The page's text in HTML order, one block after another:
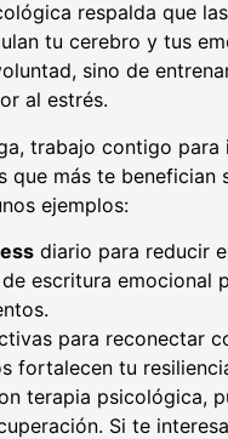
respalda que
tu cerebro y tus
sino de
al estrés.
trabajo contigo para
que más te benefician
ejemplos:
diario para reducir
escritura emocional
para reconectar
fortalecen tu
terapia psicológica,
Si te